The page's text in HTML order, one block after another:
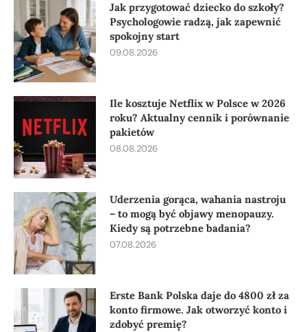
Jak przygotować dziecko do szkoły?
Psychologowie radzą, jak zapewnić
spokojny start
09.08.2026
Ile kosztuje Netflix w Polsce w 2026
roku? Aktualny cennik i porównanie
pakietów
08.08.2026
Uderzenia gorąca, wahania nastroju
– to mogą być objawy menopauzy.
Kiedy są potrzebne badania?
07.08.2026
Erste Bank Polska daje do 4800 zł za
konto firmowe. Jak otworzyć konto i
zdobyć premię?